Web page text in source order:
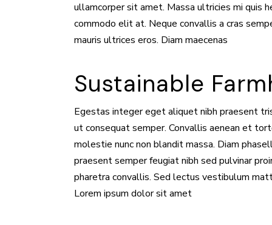
ullamcorper sit amet. Massa ultricies mi quis
commodo elit at. Neque convallis a cras
mauris ultrices eros. Diam maecenas
Sustainable
Egestas integer eget aliquet nibh praesent
ut consequat semper. Convallis aenean et
molestie nunc non blandit massa. Diam
praesent semper feugiat nibh sed pulvinar
pharetra convallis. Sed lectus vestibulum
Lorem ipsum dolor sit amet